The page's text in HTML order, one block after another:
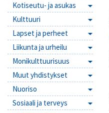
Kotiseutu- ja asukas
Kulttuuri
Lapset ja perheet
Liikunta ja urheilu
Monikulttuurisuus
Muut yhdistykset
Nuoriso
Sosiaali ja terveys